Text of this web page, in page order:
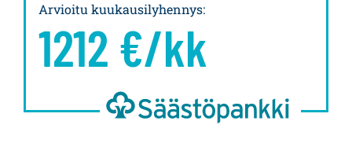
Arvioitu kuukausilyhennys:
1212 €/kk